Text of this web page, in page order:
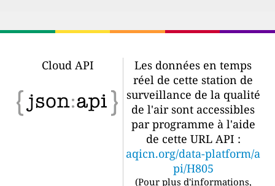
Cloud API
Les données en temps
réel de cette station de
surveillance de la qualité
de l'air sont accessibles
par programme à l'aide
de cette URL API :
aqicn.org/data-platform/a
pi/H805
(Pour plus d'informations,